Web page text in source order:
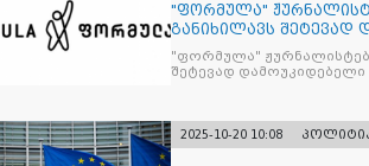
"ფორმულა"
განიხილავს შეტევად
წინააღმდ
"ფორმულა"
შეტევად დამოუკიდებელი
2025-10-20 10:08